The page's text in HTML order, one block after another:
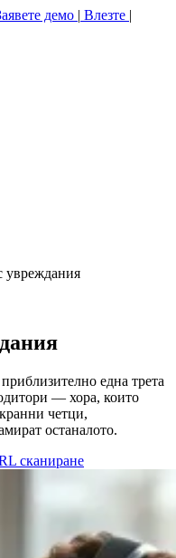
демо | Влезте |
увреждания
една трета
— хора, които
четци,
останалото.
сканиране